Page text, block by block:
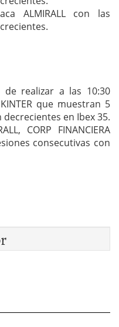
ALMIRALL con las
de realizar a las 10:30
que muestran 5
en Ibex 35.
CORP FINANCIERA
consecutivas con